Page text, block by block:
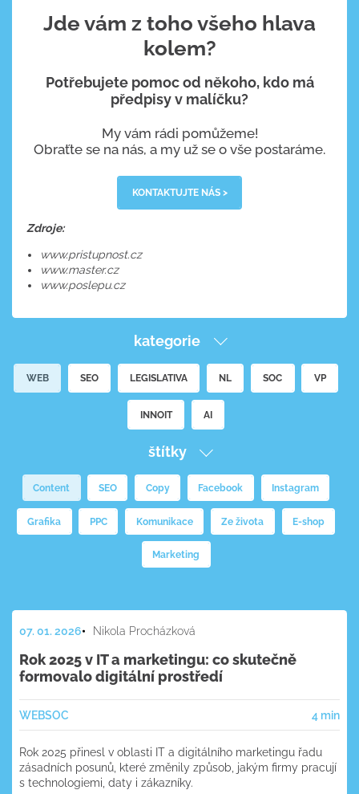
Jde vám z toho všeho hlava
kolem?
Potřebujete pomoc od někoho, kdo má
předpisy v malíčku?
My vám rádi pomůžeme!
Obraťte se na nás, a my už se o vše postaráme.
KONTAKTUJTE NÁS >
Zdroje:
www.pristupnost.cz
www.master.cz
www.poslepu.cz
07. 01. 2026 Nikola Procházková
Rok 2025 v IT a marketingu: co skutečně
formovalo digitální prostředí
WEBSOC 4 min
Rok 2025 přinesl v oblasti IT a digitálního marketingu řadu
zásadních posunů, které změnily způsob, jakým firmy pracují
s technologiemi, daty i zákazníky.
kategorie
WEB SEO LEGISLATIVA NL SOC VP
INNOIT AI
štítky
Content SEO Copy Facebook Instagram
Grafika PPC Komunikace Ze života E-shop
Marketing